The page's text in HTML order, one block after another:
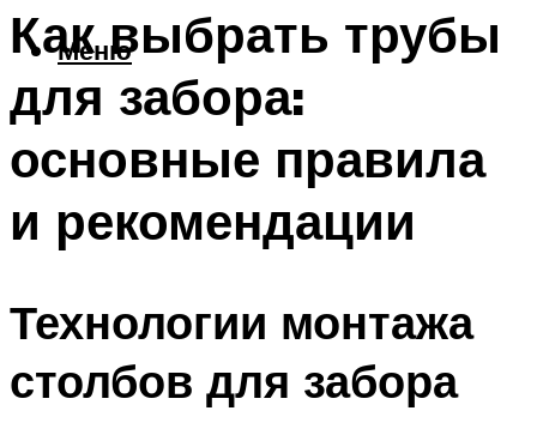
Меню
Как выбрать трубы
для забора:
основные правила
и рекомендации
Технологии монтажа
столбов для забора